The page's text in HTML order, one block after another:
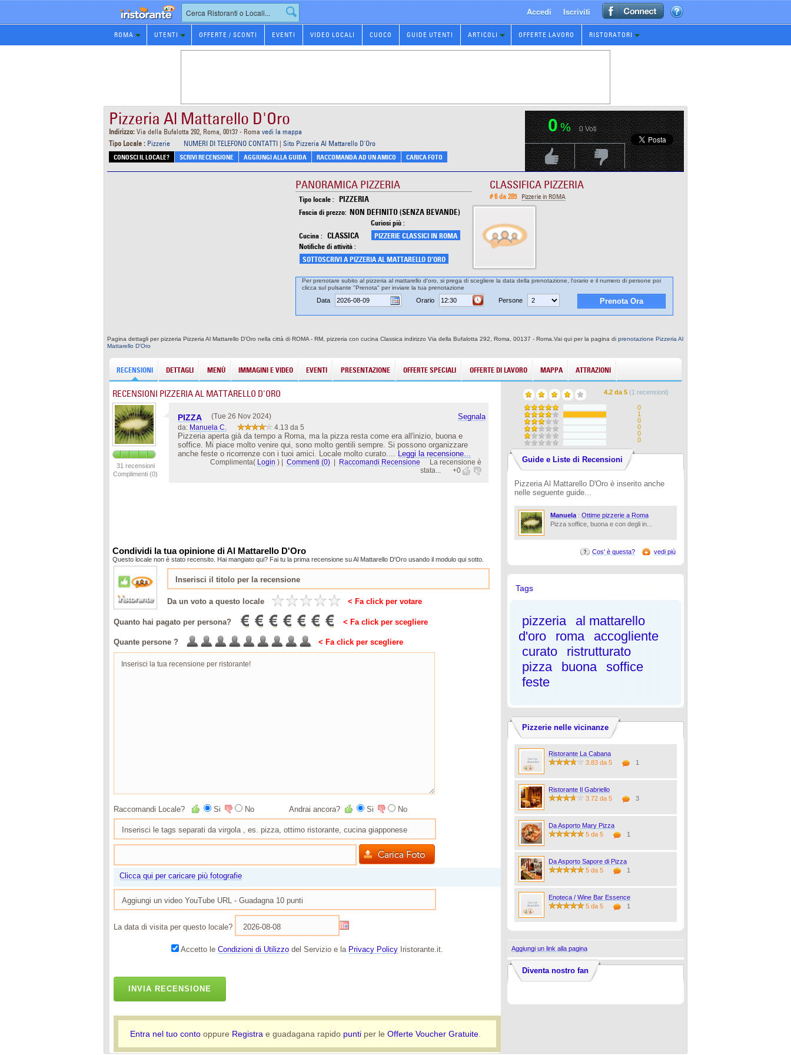
Prenotazione
Ristorante
Accedi Iscriviti
ROMA UTENTI OFFERTE / SCONTI EVENTI VIDEO LOCALI CUOCO GUIDE UTENTI ARTICOLI OFFERTE LAVORO RISTORATORI
Pizzeria Al Mattarello D'Oro
Indirizzo: Via della Bufalotta 292, Roma, 00137 - Roma vedi la mappa
Tipo Locale : Pizzerie NUMERI DI TELEFONO CONTATTI | Sito Pizzeria Al Mattarello D'Oro
CONOSCI IL LOCALE? SCRIVI RECENSIONE AGGIUNGI ALLA GUIDA RACCOMANDA AD UN AMICO CARICA FOTO
0% 0Voti
Voti PositivoVoti Negativo
PANORAMICA PIZZERIA
Tipo locale : PIZZERIA
Fascia di prezzo: NON DEFINITO (SENZA BEVANDE)
Cucina : CLASSICA
Curiosi più :
PIZZERIE CLASSICI IN ROMA
Notifiche di attività :
SOTTOSCRIVI A PIZZERIA AL MATTARELLO D'ORO
CLASSIFICA PIZZERIA
# 6 da 285 Pizzerie in ROMA
Per prenotare subito al pizzeria al mattarello d'oro, si prega di scegliere la data della prenotazione, l'orario e il numero di persone poi
clicca sul pulsante "Prenota" per inviare la tua prenotazione
Data Orario Persone
Pagina dettagli per pizzeria Pizzeria Al Mattarello D'Oro nella città di ROMA - RM, pizzeria con cucina Classica indirizzo Via della Bufalotta 292, Roma, 00137 - Roma.Vai qui per la pagina di prenotazione Pizzeria Al
Mattarello D'Oro
RECENSIONI DETTAGLI MENÙ IMMAGINI E VIDEO EVENTI PRESENTAZIONE OFFERTE SPECIALI OFFERTE DI LAVORO MAPPA ATTRAZIONI
RECENSIONI PIZZERIA AL MATTARELLO D'ORO
31 recensioni
Complimenti (0)
PIZZA (Tue 26 Nov 2024) Segnala
da: Manuela C. 4.13 da 5
Pizzeria aperta già da tempo a Roma, ma la pizza resta come era all'inizio, buona e
soffice. Mi piace molto venire qui, sono molto gentili sempre. Si possono organizzare
anche feste o ricorrenze con i tuoi amici. Locale molto curato....
Leggi la recensione...
Complimenta( Login ) Commenti (0) Raccomandi Recensione
La recensione è
stata...
+0
Condividi la tua opinione di Al Mattarello D'Oro
Questo locale non è stato recensito. Hai mangiato qui? Fai tu la prima recensione su Al Mattarello D'Oro usando il modulo qui sotto.
Da un voto a questo locale < Fa click per votare
Quanto hai pagato per persona? < Fa click per scegliere
Quante persone ? < Fa click per scegliere
Raccomandi Locale? Si No Andrai ancora? Si No
Clicca qui per caricare più fotografie
La data di visita per questo locale?
Accetto le Condizioni di Utilizzodel Servizio e la Privacy PolicyIristorante.it.
INVIA RECENSIONE
Entra nel tuo contooppure Registra e guadagana rapido puntiper le Offerte Voucher Gratuite.
4.2da5 (1recensioni)
0
1
0
0
0
0
Guide e Liste di Recensioni
Pizzeria Al Mattarello D'Oro è inserito anche
nelle seguente guide...
Manuela: Ottime pizzerie a Roma
Pizza soffice, buona e con degli in...
Cos' è questa? vedi più
Tags
pizzeria
al mattarello
d'oro
roma
accogliente
curato
ristrutturato
pizza
buona
soffice
feste
Pizzerie nelle vicinanze
Ristorante La Cabana
3.83 da 5
1
Ristorante Il Gabriello
3.72 da 5
3
Da Asporto Mary Pizza
5 da 5
1
Da Asporto Sapore di Pizza
5 da 5
1
Enoteca / Wine Bar Essence
5 da 5
1
Aggiungi un link alla pagina
Diventa nostro fan